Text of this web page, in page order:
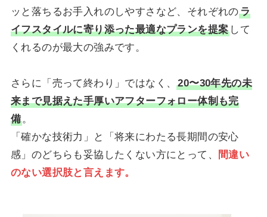
ッと落ちるお手入れのしやすさなど、それぞれのラ
イフスタイルに寄り添った最適なプランを提案 して
くれるのが最大の強みです。
さらに「売って終わり」ではなく、20〜30年先の未
来まで見据えた手厚いアフターフォロー体制も完
備。
「確かな技術力」と「将来にわたる長期間の安心
感」のどちらも妥協したくない方にとって、
間違い
のない選択肢と言えます。